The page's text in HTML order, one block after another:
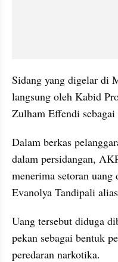
Sidang yang digelar di
langsung oleh Kabid
Zulham Effendi
Dalam berkas
dalam persidangan,
menerima setoran uang
Evanolya Tandipali
Uang tersebut diduga
pekan sebagai bentuk
peredaran narkotika.